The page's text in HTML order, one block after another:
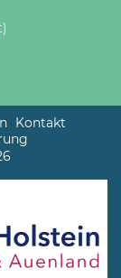
Kontakt